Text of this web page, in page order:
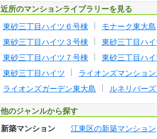
近所のマンションライブラリーを見る
東砂三丁目ハイツ６号棟 モナーク東大島
東砂三丁目ハイツ３号棟
東砂三丁目ハ
東砂三丁目ハイツ７号棟
東砂三丁目ハ
東砂三丁目ハイツ
ライオンズマンショ
ライオンズガーデン東大島
ルネリバー
他のジャンルから探す
新築マンション 江東区の新築マンション